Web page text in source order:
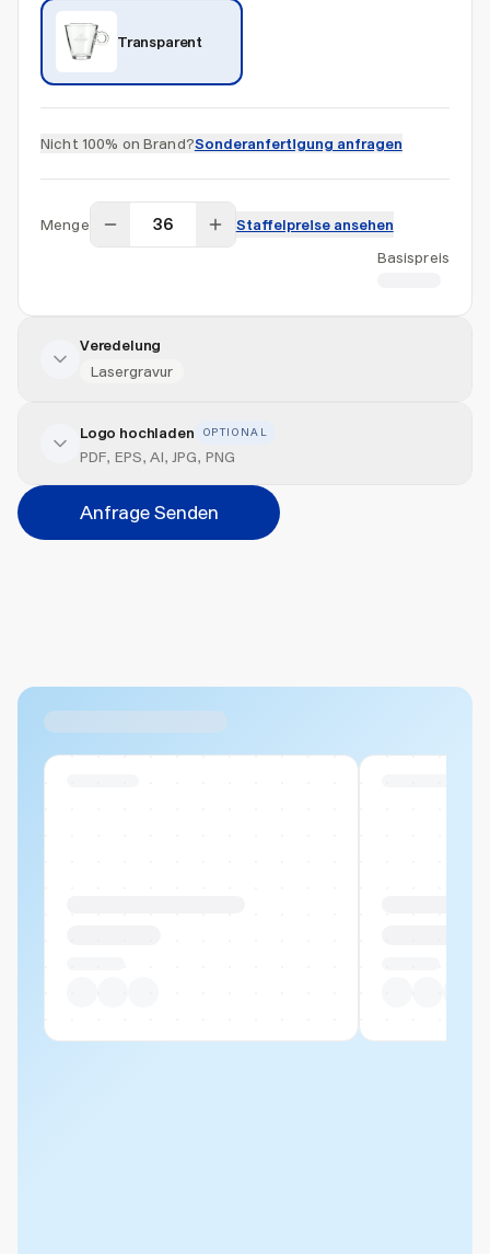
Transparent
Nicht 100% on Brand?Sonderanfertigung anfragen
Menge
Staffelpreise ansehen
Basispreis
Veredelung
Lasergravur
Veredelung hinzufügen
Position
Bitte wählen...
Logo hochladen OPTIONAL
PDF, EPS, AI, JPG, PNG
Anfrage Senden